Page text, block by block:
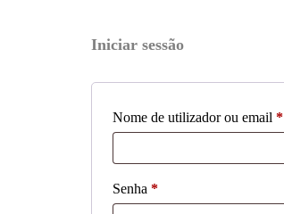
Iniciar sessão
Nome de utilizador ou email *
Senha *